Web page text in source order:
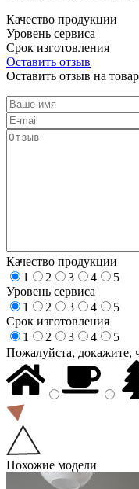
Качество продукции
Уровень сервиса
Срок изготовления
Оставить отзыв
Оставить отзыв на
Качество продукции
1
2 3 4
5
Уровень сервиса
1
2 3 4
5
Срок изготовления
1
2 3 4
5
Пожалуйста, докажите,
Похожие модели